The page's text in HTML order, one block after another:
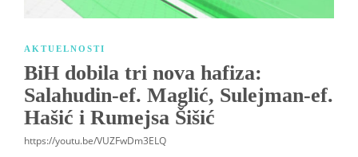
AKTUELNOSTI
BiH dobila tri nova hafiza:
Salahudin-ef. Maglić, Sulejman-ef.
Hašić i Rumejsa Šišić
https://youtu.be/VUZFwDm3ELQ